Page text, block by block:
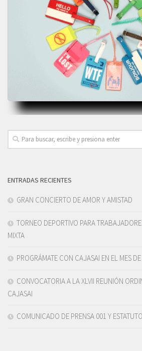
ENTRADAS RECIENTES
GRAN CONCIERTO DE AMOR Y AMISTAD
TORNEO DEPORTIVO PARA
MIXTA
PROGRÁMATE CON CAJASAI EN EL MES
CONVOCATORIA A LA XLVII REUNIÓN
CAJASAI
COMUNICADO DE PRENSA 001 Y